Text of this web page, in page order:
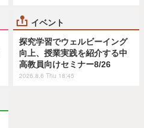
イベント
探究学習でウェルビーイング
向上、授業実践を紹介する中
高教員向けセミナー8/26
2026.8.6 Thu 18:45